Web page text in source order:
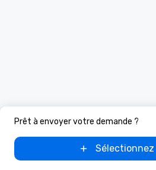
Prêt à envoyer votre demande ?